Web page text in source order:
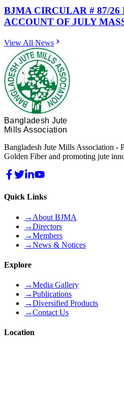
BJMA CIRCULAR # 87/26
ACCOUNT OF JULY
View All News
Bangladesh Jute
Mills Association
Bangladesh Jute Mills Association -
Golden Fiber and promoting jute
Quick Links
→ About BJMA
→Directors
→Members
→News & Notices
Explore
→Media Gallery
→Publications
→Diversified Products
→Contact Us
Location